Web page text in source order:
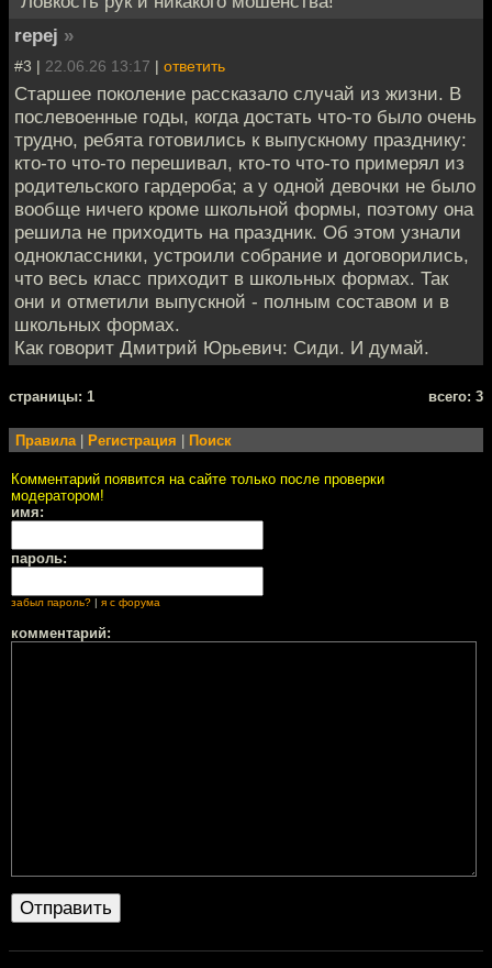
repej »
#3 | 22.06.26 13:17 | ответить
Старшее поколение рассказало случай из жизни. В
послевоенные годы, когда достать что-то было очень
трудно, ребята готовились к выпускному празднику:
кто-то что-то перешивал, кто-то что-то примерял из
родительского гардероба; а у одной девочки не было
вообще ничего кроме школьной формы, поэтому она
решила не приходить на праздник. Об этом узнали
одноклассники, устроили собрание и договорились,
что весь класс приходит в школьных формах. Так
они и отметили выпускной - полным составом и в
школьных формах.
Как говорит Дмитрий Юрьевич: Сиди. И думай.
cтраницы: 1 всего: 3
Правила | Регистрация | Поиск
Комментарий появится на сайте только после проверки
модератором!
имя:
пароль:
забыл пароль? | я с форума
комментарий: